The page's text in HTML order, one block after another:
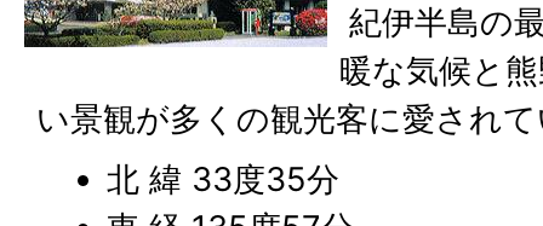
紀伊半島の
暖な気候と
い景観が多くの観光客に愛され
北 緯 33度35分